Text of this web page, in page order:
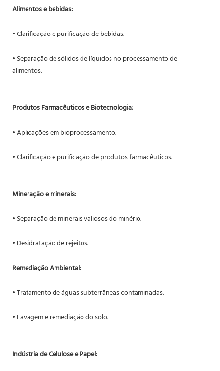
Alimentos e bebidas:
• Clarificação e purificação de bebidas.
• Separação de sólidos de líquidos no processamento de
alimentos.
Produtos Farmacêuticos e Biotecnologia:
• Aplicações em bioprocessamento.
• Clarificação e purificação de produtos farmacêuticos.
Mineração e minerais:
• Separação de minerais valiosos do minério.
• Desidratação de rejeitos.
Remediação Ambiental:
• Tratamento de águas subterrâneas contaminadas.
• Lavagem e remediação do solo.
Indústria de Celulose e Papel: